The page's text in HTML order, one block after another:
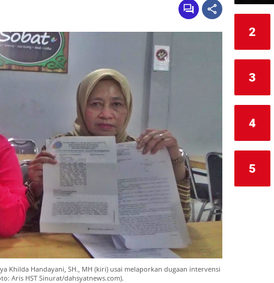
Khilda Handayani, SH., MH (kiri) usai melaporkan dugaan intervensi
Aris HST Sinurat/dahsyatnews.com).
2
3
4
5